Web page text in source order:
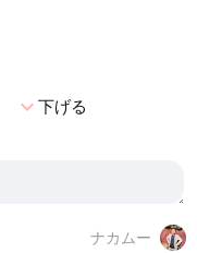
expand_more下げる
ナカムー